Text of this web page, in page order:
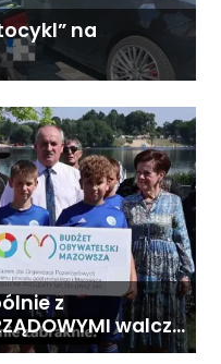
na
z
walczą